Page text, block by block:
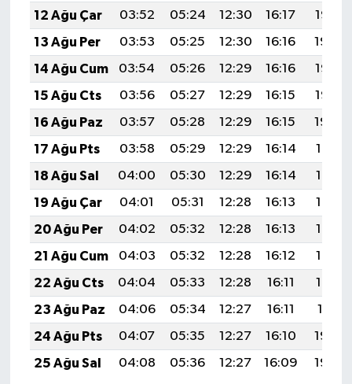
12 Ağu Çar 03:52 05:24 12:30 16:17
19:25
13 Ağu Per
03:53 05:25 12:30 16:16
19:24
14 Ağu Cum
03:54 05:26 12:29 16:16
19:23
15 Ağu Cts
03:56 05:27 12:29 16:15
19:22
16 Ağu Paz
03:57 05:28 12:29 16:15
19:20
17 Ağu Pts
03:58 05:29 12:29 16:14
19:19
18 Ağu Sal
04:00 05:30 12:29 16:14
19:18
19 Ağu Çar
04:01 05:31 12:28 16:13
19:16
20 Ağu Per
04:02 05:32 12:28 16:13
19:15
21 Ağu Cum
04:03 05:32 12:28 16:12
19:14
22 Ağu Cts
04:04 05:33 12:28 16:11
19:12
23 Ağu Paz
04:06 05:34 12:27 16:11
19:11
24 Ağu Pts
04:07 05:35 12:27 16:10
19:09
25 Ağu Sal
04:08 05:36 12:27 16:09 19:08